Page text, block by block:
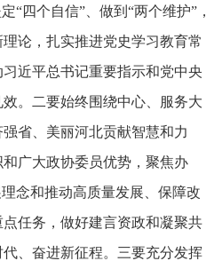
“四个自信”、做到“两个维护”，
论，扎实推进党史学习教育常
近平总书记重要指示和党中央
。二要始终围绕中心、服务大
省、美丽河北贡献智慧和力
广大政协委员优势，聚焦办
念和推动高质量发展、保障改
任务，做好建言资政和凝聚共
、奋进新征程。三要充分发挥